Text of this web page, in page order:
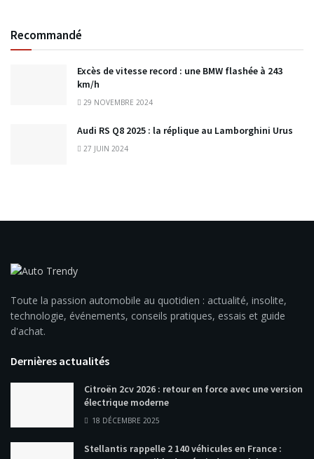
Recommandé
Excès de vitesse record : une BMW flashée à 243
km/h
29 NOVEMBRE 2024
Audi RS Q8 2025 : la réplique au Lamborghini Urus
27 JUIN 2024
Toute la passion automobile au quotidien : actualité, insolite,
technologie, événements, conseils pratiques, essais et guide
d'achat.
Dernières actualités
Citroën 2cv 2026 : retour en force avec une version
électrique moderne
18 DÉCEMBRE 2025
Stellantis rappelle 2 140 véhicules en France :